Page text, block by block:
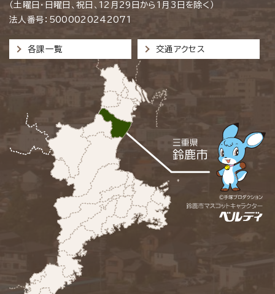
（土曜日・日曜日、祝日、12月29日から1月3日を除く）
法人番号：5000020242071
各課一覧 交通アクセス